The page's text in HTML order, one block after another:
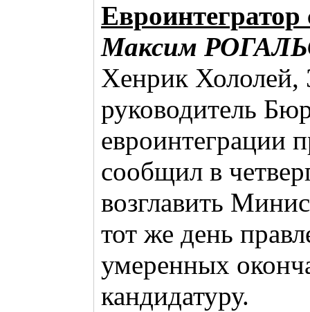
Максим
Хенрик Хололей,
руководитель
евроинтеграции
сообщил в
возглавить
тот же день
умеренных
кандидатуру.